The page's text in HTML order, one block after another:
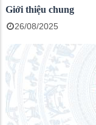
Giới thiệu chung
26/08/2025